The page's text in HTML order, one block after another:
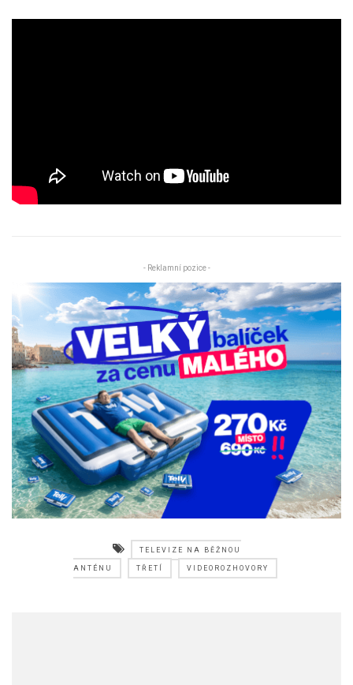
- Reklamní pozice -
TELEVIZE NA BĚŽNOU
ANTÉNU TŘETÍ VIDEOROZHOVORY